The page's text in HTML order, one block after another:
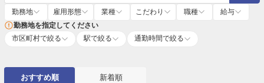
勤務地 雇用形態 業種 こだわり 職種
給与
勤務地を指定してください
市区町村で絞る
駅で絞る 通勤時間で絞る
おすすめ順 新着順